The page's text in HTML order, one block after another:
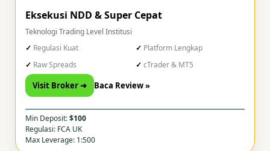
Eksekusi NDD & Super Cepat
Teknologi Trading Level Institusi
Regulasi Kuat
Platform Lengkap
Raw Spreads
cTrader & MT5
Visit Broker ➜ Baca Review »
Min Deposit:$100
Regulasi: FCA UK
Max Leverage: 1:500